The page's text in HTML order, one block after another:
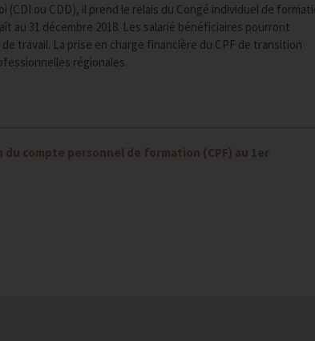
(CDI ou CDD), il prend le relais du Congé individuel de
au 31 décembre 2018. Les salarié bénéficiaires pourront
travail. La prise en charge financière du CPF de transition
régionales.
compte personnel de formation (CPF) au 1er